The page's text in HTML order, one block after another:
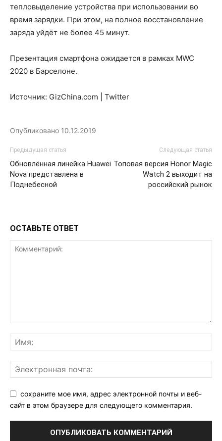
тепловыделение устройства при использовании во
время зарядки. При этом, на полное восстановление
заряда уйдёт не более 45 минут.
Презентация смартфона ожидается в рамках MWC
2020 в Барселоне.
Источник: GizChina.com | Twitter
Опубликовано 10.12.2019
Предыдущая статья
Обновлённая линейка Huawei
Nova представлена в
Поднебесной
Следующая статья
Топовая версия Honor Magic
Watch 2 выходит на
российский рынок
ОСТАВЬТЕ ОТВЕТ
сохраните мое имя, адрес электронной почты и веб-
сайт в этом браузере для следующего комментария.